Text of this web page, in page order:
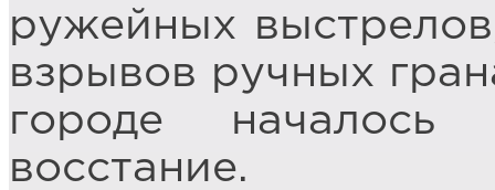
ружейных
взрывов ручных
городе
восстание.